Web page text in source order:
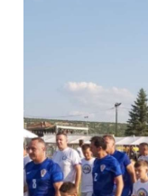
Zanimljivosti